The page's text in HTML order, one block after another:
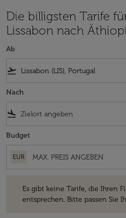
Die billigsten Tarife
Lissabon nach
Ab
flight_takeoff
Nach
flight_land
Budget
EUR
Es gibt keine Tarife, die Ihren
entsprechen. Bitte passen Sie